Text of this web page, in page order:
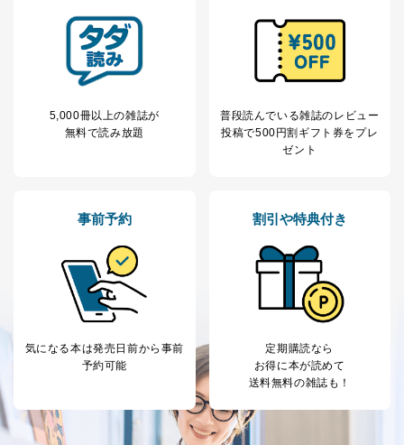
いただいた方の個
人情報
処、オペレーター教育など応対品
3
Aサービス利用者
カスタマーQ＆Aサイトの投稿内容
サイトのサービス内容のご案内の
ｅメール等による商品、サービ
ス、キャンペーン等の広告に関す
個人情報
当社の従業者の個
人事、総務などの雇用管理等のた
パートナー（提携
企業）からの委託
により当社の
定期購読サービス
個人情報
購入商品配送のため
提携企業及びお客様がご購入され
た商品の発売元企業からのｅメー
に関するご案内のため
7
SNS公式アカウン
トに登録された方
当社のサービス利用状況の把握お
よびその分析のため
お問い合わせ対応、トラブル対
処、オペレーター教育など応対品
質向上のため
5,000冊以上の雑誌が
無料で読み放題
普段読んでいる雑誌のレビュー
投稿で500円割ギフト券をプレ
ゼント
事前予約
気になる本は発売日前から事前
予約可能
割引や特典付き
定期購読なら
お得に本が読めて
送料無料の雑誌も！